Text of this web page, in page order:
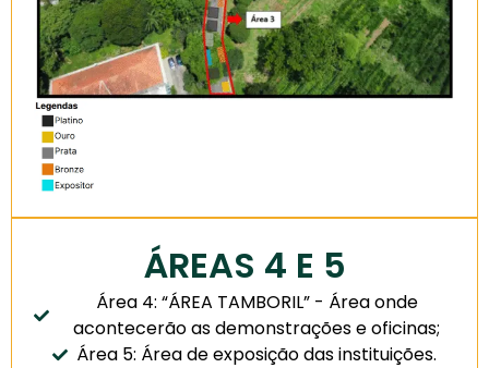
ÁREAS 4 E 5
Área 4: “ÁREA TAMBORIL” - Área onde
acontecerão as demonstrações e oficinas;
Área 5: Área de exposição das instituições.